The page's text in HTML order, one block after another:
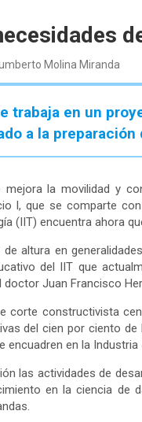
Molina Miranda
trabaja en un
a la
mejora la movilidad y
I, que se comparte
(IIT) encuentra ahora
altura en
del IIT que
Juan Francisco
corte constructivista
del cien por ciento
encuadren en la Industria
las actividades de
en la ciencia de